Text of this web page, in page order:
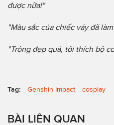
được nữa!"
"Màu sắc của chiếc váy đã
"Trông đẹp quá, tôi thích bộ
Tag: Genshin Impact cosplay
BÀI LIÊN QUAN